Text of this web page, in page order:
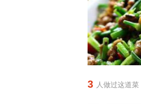
3 人做过这道菜